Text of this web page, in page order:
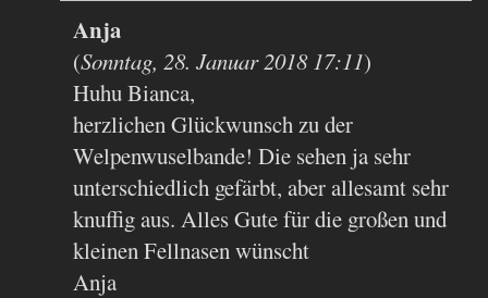
Anja
(Sonntag, 28. Januar 2018 17:11)
Huhu Bianca,
herzlichen Glückwunsch zu der
Welpenwuselbande! Die sehen ja sehr
unterschiedlich gefärbt, aber allesamt sehr
knuffig aus. Alles Gute für die großen und
kleinen Fellnasen wünscht
Anja